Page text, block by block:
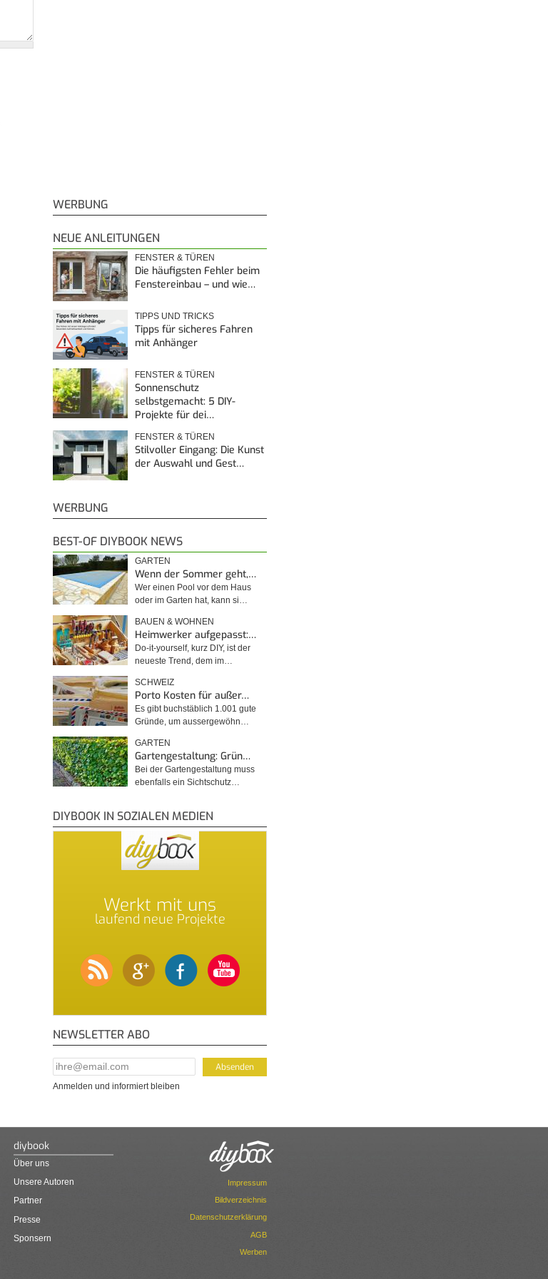
WERBUNG
NEUE ANLEITUNGEN
FENSTER & TÜREN
Die häufigsten Fehler beim
Fenstereinbau – und wie…
TIPPS UND TRICKS
Tipps für sicheres Fahren
mit Anhänger
FENSTER & TÜREN
Sonnenschutz
selbstgemacht: 5 DIY-
Projekte für dei…
FENSTER & TÜREN
Stilvoller Eingang: Die Kunst
der Auswahl und Gest…
WERBUNG
BEST-OF DIYBOOK NEWS
GARTEN
Wenn der Sommer geht,…
Wer einen Pool vor dem Haus
oder im Garten hat, kann si…
BAUEN & WOHNEN
Heimwerker aufgepasst:…
Do-it-yourself, kurz DIY, ist der
neueste Trend, dem im…
SCHWEIZ
Porto Kosten für außer…
Es gibt buchstäblich 1.001 gute
Gründe, um aussergewöhn…
GARTEN
Gartengestaltung: Grün…
Bei der Gartengestaltung muss
ebenfalls ein Sichtschutz…
DIYBOOK IN SOZIALEN MEDIEN
Werkt mit uns
laufend neue Projekte
NEWSLETTER ABO
E-Mail Addresse*
Anmelden und informiert bleiben
diybook
Über uns
Unsere Autoren
Partner
Presse
Sponsern
Impressum
Bildverzeichnis
Datenschutzerklärung
AGB
Werben